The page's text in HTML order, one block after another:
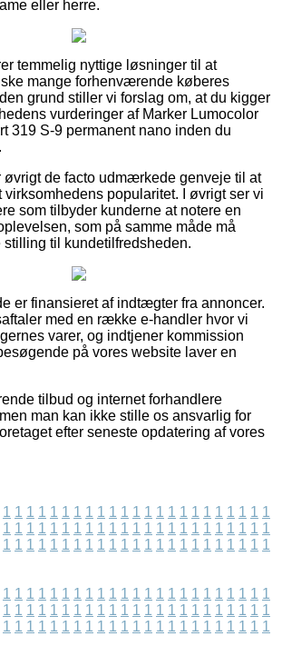
eller herre.
temmelig nyttige løsninger til at
mange forhenværende køberes
grund stiller vi forslag om, at du kigger
vurderinger af Marker Lumocolor
319 S-9 permanent nano inden du
øvrigt de facto udmærkede genveje til at
popularitet. I øvrigt ser vi
som tilbyder kunderne at notere en
som på samme måde må
stilling til kundetilfredsheden.
er finansieret af indtægter fra annoncer.
med en række e-handler hvor vi
varer, og indtjener kommission
på vores website laver en
tilbud og internet forhandlere
man kan ikke stille os ansvarlig for
efter seneste opdatering af vores
1 1 1 1 1 1 1 1 1 1 1 1 1 1 1 1 1 1 1 1 1 1 1
1 1 1 1 1 1 1 1 1 1 1 1 1 1 1 1 1 1 1 1 1 1 1
1 1 1 1 1 1 1 1 1 1 1 1 1 1 1 1 1 1 1 1 1 1 1
1 1 1 1 1 1 1 1 1 1 1 1 1 1 1 1 1 1 1 1 1 1 1
1 1 1 1 1 1 1 1 1 1 1 1 1 1 1 1 1 1 1 1 1 1 1
1 1 1 1 1 1 1 1 1 1 1 1 1 1 1 1 1 1 1 1 1 1 1